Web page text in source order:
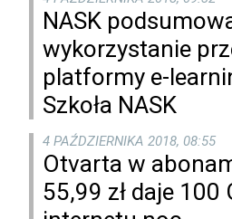
NASK
wykorzystanie
platformy e-
Szkoła NASK
4 PAŹDZIERNIKA 2018, 08:55
Otvarta w
55,99 zł daje 100